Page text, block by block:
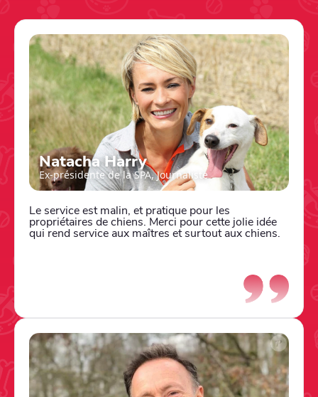
Natacha Harry
Ex-présidente de la SPA, Journaliste
Le service est malin, et pratique pour les
propriétaires de chiens. Merci pour cette jolie idée
qui rend service aux maîtres et surtout aux chiens.